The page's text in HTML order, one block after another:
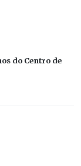
do Centro de